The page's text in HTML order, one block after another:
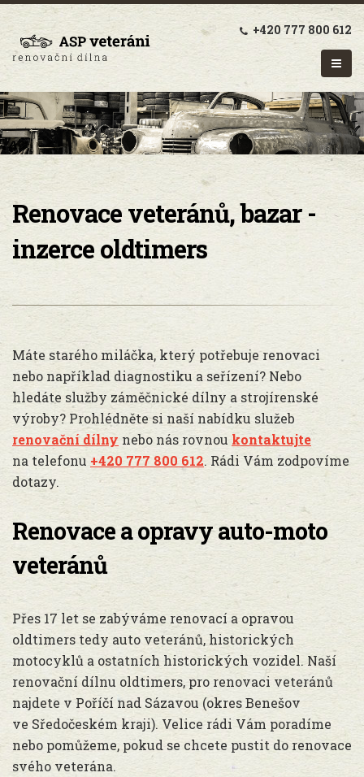
+420 777 800 612
Renovace veteránů, bazar -
inzerce oldtimers
Máte starého miláčka, který potřebuje renovaci
nebo například diagnostiku a seřízení? Nebo
hledáte služby záměčnické dílny a strojírenské
výroby? Prohlédněte si naší nabídku služeb
renovační dílny nebo nás rovnou kontaktujte
na telefonu +420 777 800 612. Rádi Vám zodpovíme
dotazy.
Renovace a opravy auto-moto
veteránů
Přes 17 let se zabýváme renovací a opravou
oldtimers tedy auto veteránů, historických
motocyklů a ostatních historických vozidel. Naší
renovační dílnu oldtimers, pro renovaci veteránů
najdete v Poříčí nad Sázavou (okres Benešov
ve Sředočeském kraji). Velice rádi Vám poradíme
nebo pomůžeme, pokud se chcete pustit do renovace
svého veterána.